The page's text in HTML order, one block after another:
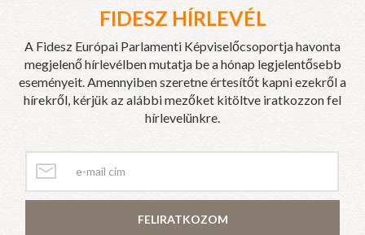
FIDESZ HÍRLEVÉL
A Fidesz Európai Parlamenti Képviselőcsoportja havonta
megjelenő hírlevélben mutatja be a hónap legjelentősebb
eseményeit. Amennyiben szeretne értesítőt kapni ezekről a
hírekről, kérjük az alábbi mezőket kitöltve iratkozzon fel
hírlevelünkre.
FELIRATKOZOM